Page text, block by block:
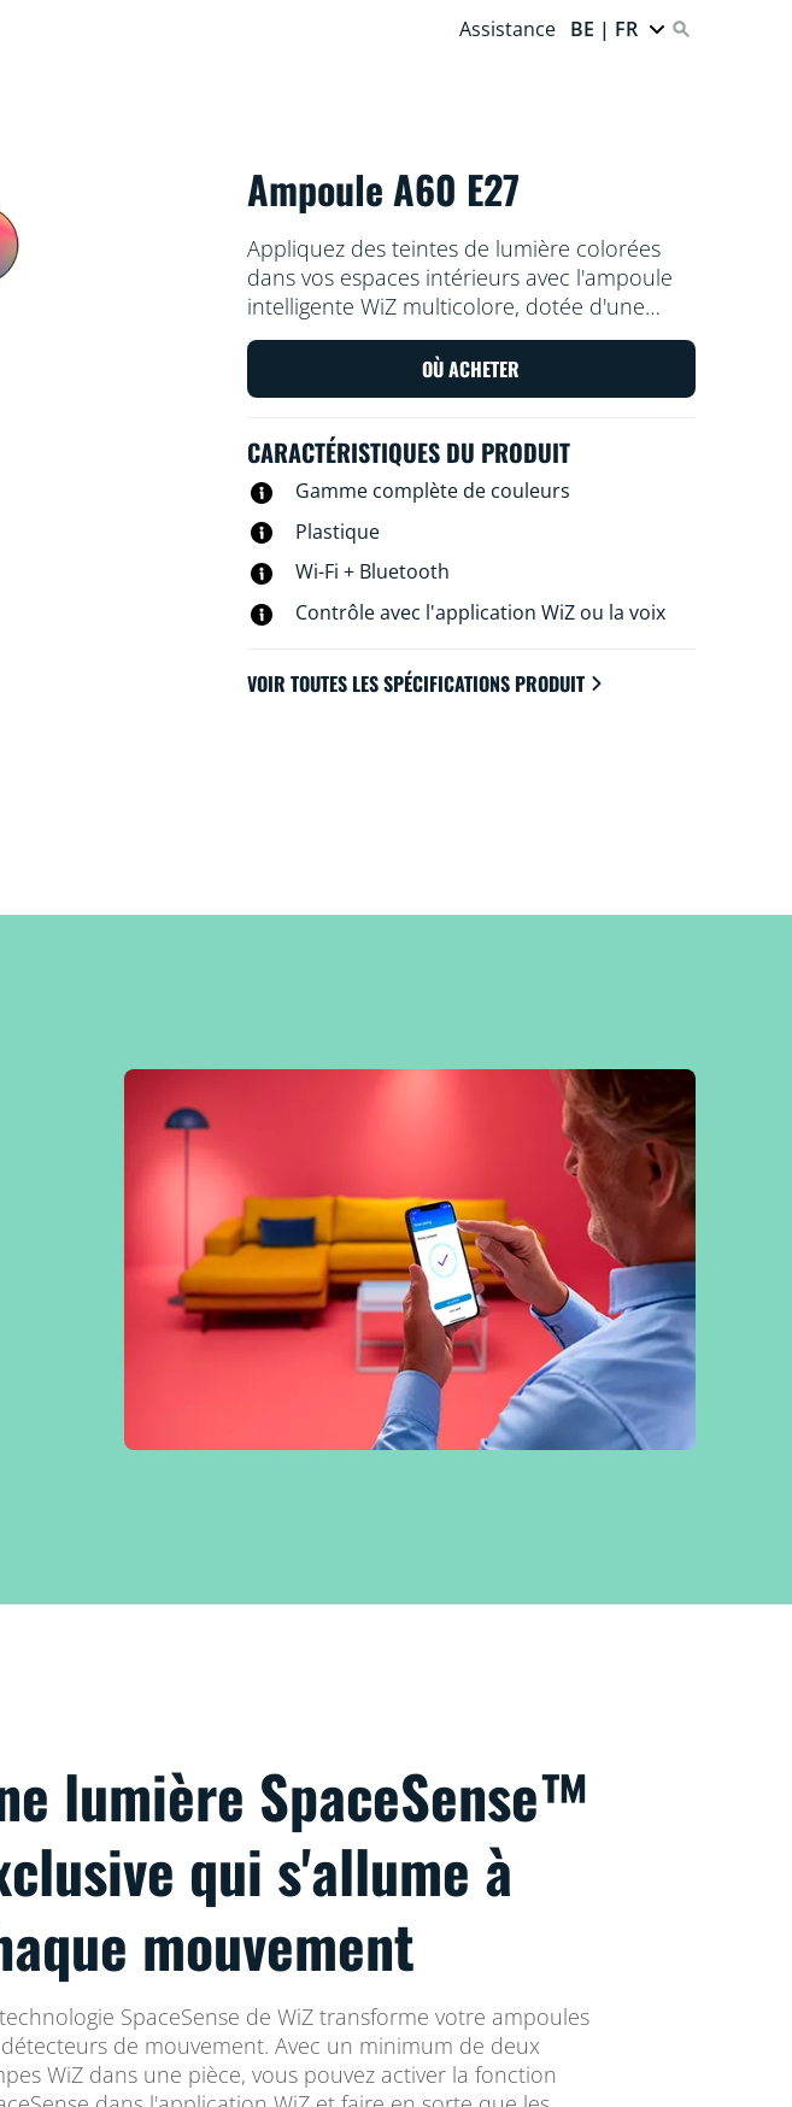
Assistance BE | FR
Ampoule A60 E27
Appliquez des teintes de lumière colorées
dans vos espaces intérieurs avec l'ampoule
intelligente WiZ multicolore, dotée d'une
base E27. Utilisez l'application WiZ ou votre
voix pour varier l'intensité lumineuse ou
appliquer des modes d'éclairage prédéfinis
OÙ ACHETER
CARACTÉRISTIQUES DU PRODUIT
Gamme complète de couleurs
Plastique
Wi-Fi + Bluetooth
Contrôle avec l'application WiZ ou la voix
VOIR TOUTES LES SPÉCIFICATIONS PRODUIT
lumière SpaceSense™
qui s'allume à
mouvement
SpaceSense de WiZ transforme votre ampoules
de mouvement. Avec un minimum de deux
WiZ dans une pièce, vous pouvez activer la fonction